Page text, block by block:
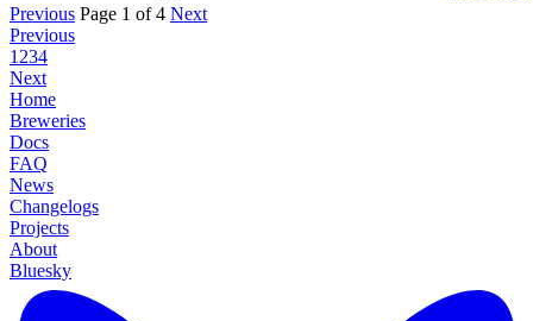
Previous Page 1 of 4 Next
Previous
1 234
Next
Home
Breweries
Docs
FAQ
News
Changelogs
Projects
About
Bluesky